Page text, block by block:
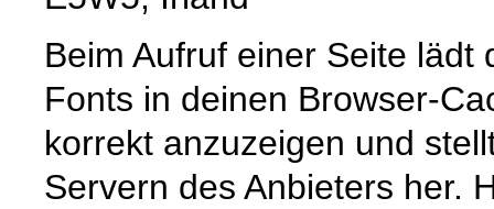
Beim Aufruf einer Seite
Fonts in deinen Browser-
korrekt anzuzeigen und
Servern des Anbieters her.